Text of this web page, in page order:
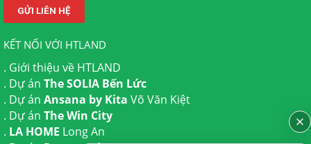
KẾT NỐI VỚI HTLAND
. Giới thiệu về HTLAND
. Dự án The SOLIA Bến Lức
. Dự án Ansana by Kita Võ Văn Kiệt
. Dự án The Win City
. LA HOME Long An